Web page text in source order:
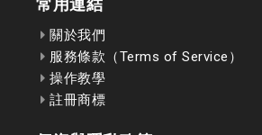
關於我們
服務條款（Terms of Service）
操作教學
註冊商標